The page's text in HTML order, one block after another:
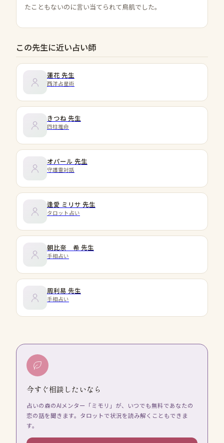
たこともないのに言い当てられて鳥肌でした。
この先生に近い占い師
蓮花 先生
西洋占星術
きつね 先生
四柱推命
オパール 先生
守護霊対話
逢愛 ミリサ 先生
タロット占い
朝比奈 希 先生
手相占い
周利易 先生
手相占い
今すぐ相談したいなら
占いの森のAIメンター「ミモリ」が、いつでも無料であなたの
恋の話を聞きます。タロットで状況を読み解くこともできま
す。